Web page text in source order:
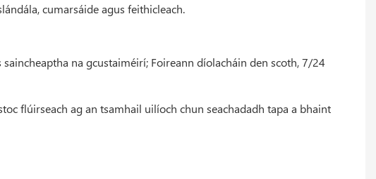
cumarsáide agus feithicleach.
na gcustaiméirí; Foireann díolacháin den scoth, 7/24
flúirseach ag an tsamhail uilíoch chun seachadadh tapa a bhaint